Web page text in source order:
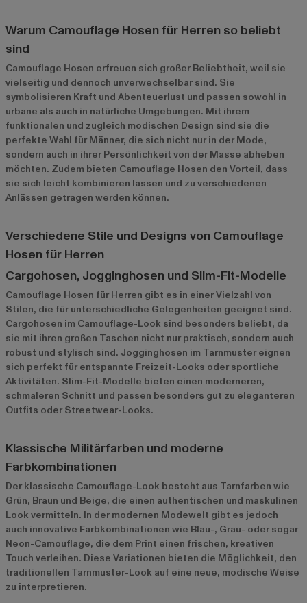
Warum Camouflage Hosen für Herren so beliebt
sind
Camouflage Hosen erfreuen sich großer Beliebtheit, weil sie
vielseitig und dennoch unverwechselbar sind. Sie
symbolisieren Kraft und Abenteuerlust und passen sowohl in
urbane als auch in natürliche Umgebungen. Mit ihrem
funktionalen und zugleich modischen Design sind sie die
perfekte Wahl für Männer, die sich nicht nur in der Mode,
sondern auch in ihrer Persönlichkeit von der Masse abheben
möchten. Zudem bieten Camouflage Hosen den Vorteil, dass
sie sich leicht kombinieren lassen und zu verschiedenen
Anlässen getragen werden können.
Verschiedene Stile und Designs von Camouflage
Hosen für Herren
Cargohosen, Jogginghosen und Slim-Fit-Modelle
Camouflage Hosen für Herren gibt es in einer Vielzahl von
Stilen, die für unterschiedliche Gelegenheiten geeignet sind.
Cargohosen im Camouflage-Look sind besonders beliebt, da
sie mit ihren großen Taschen nicht nur praktisch, sondern auch
robust und stylisch sind. Jogginghosen im Tarnmuster eignen
sich perfekt für entspannte Freizeit-Looks oder sportliche
Aktivitäten. Slim-Fit-Modelle bieten einen moderneren,
schmaleren Schnitt und passen besonders gut zu eleganteren
Outfits oder Streetwear-Looks.
Klassische Militärfarben und moderne
Farbkombinationen
Der klassische Camouflage-Look besteht aus Tarnfarben wie
Grün, Braun und Beige, die einen authentischen und maskulinen
Look vermitteln. In der modernen Modewelt gibt es jedoch
auch innovative Farbkombinationen wie Blau-, Grau- oder sogar
Neon-Camouflage, die dem Print einen frischen, kreativen
Touch verleihen. Diese Variationen bieten die Möglichkeit, den
traditionellen Tarnmuster-Look auf eine neue, modische Weise
zu interpretieren.